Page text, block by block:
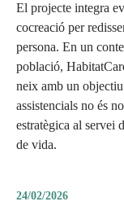
El projecte integra
cocreació per
persona. En un
població,
neix amb un
assistencials no és
estratègica al servei
de vida.
24/02/2026